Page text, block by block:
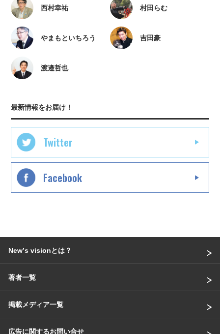
西村幸祐 村田らむ
やまもといちろう 吉田豪
渡邉哲也
最新情報をお届け！
Twitter
Facebook
Newʼs visionとは？
著者一覧
掲載メディア一覧
広告に関するお問い合せ